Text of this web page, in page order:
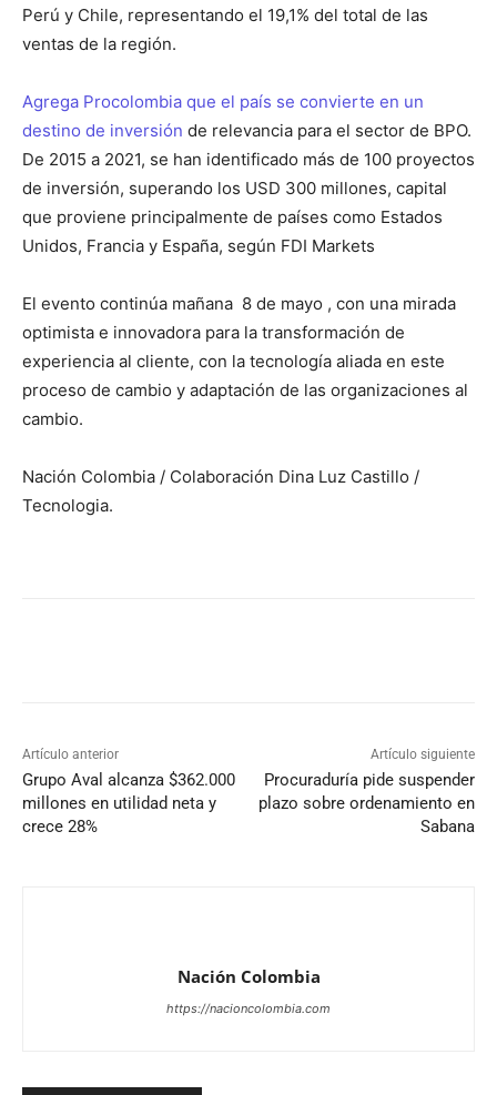
Perú y Chile, representando el 19,1% del total de las
ventas de la región.
Agrega Procolombia que el país se convierte en un
destino de inversión de relevancia para el sector de BPO.
De 2015 a 2021, se han identificado más de 100 proyectos
de inversión, superando los USD 300 millones, capital
que proviene principalmente de países como Estados
Unidos, Francia y España, según FDI Markets
El evento continúa mañana 8 de mayo , con una mirada
optimista e innovadora para la transformación de
experiencia al cliente, con la tecnología aliada en este
proceso de cambio y adaptación de las organizaciones al
cambio.
Nación Colombia / Colaboración Dina Luz Castillo /
Tecnologia.
Artículo anterior
Grupo Aval alcanza $362.000
millones en utilidad neta y
crece 28%
Artículo siguiente
Procuraduría pide suspender
plazo sobre ordenamiento en
Sabana
Nación Colombia
https://nacioncolombia.com